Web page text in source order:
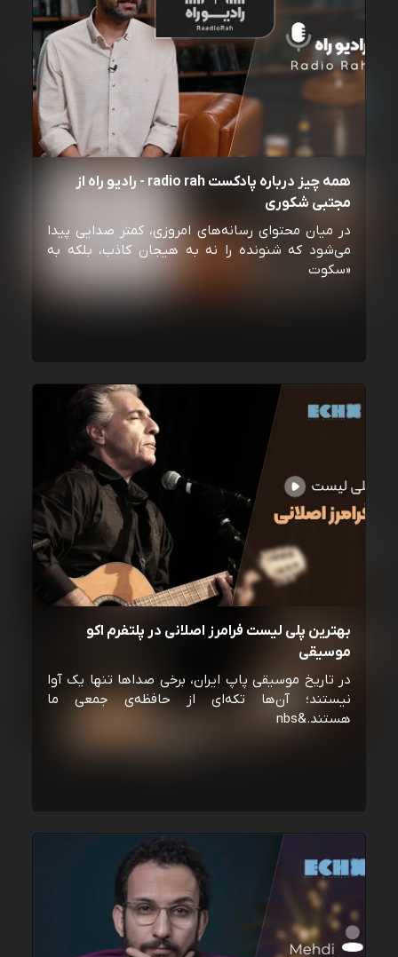
همه چیز درباره پادکست radio rah - رادیو راه از
مجتبی شکوری
در میان محتوای رسانه‌های امروزی، کمتر صدایی پیدا
می‌شود که شنونده را نه به هیجان کاذب، بلکه به
«سکوت
بهترین پلی لیست فرامرز اصلانی در پلتفرم اکو
موسیقی
در تاریخ موسیقی پاپ ایران، برخی صداها تنها یک آوا
نیستند؛ آن‌ها تکه‌ای از حافظه‌ی جمعی ما
هستند.&nbs